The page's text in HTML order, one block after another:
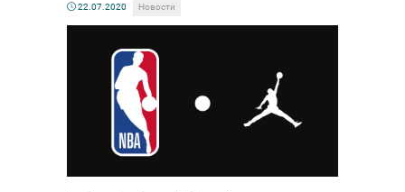
22.07.2020 Новости